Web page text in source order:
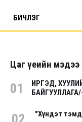
БИЧЛЭГ
Цаг үеийн мэдээ
01
ИРГЭД,
02 "Хүндэт